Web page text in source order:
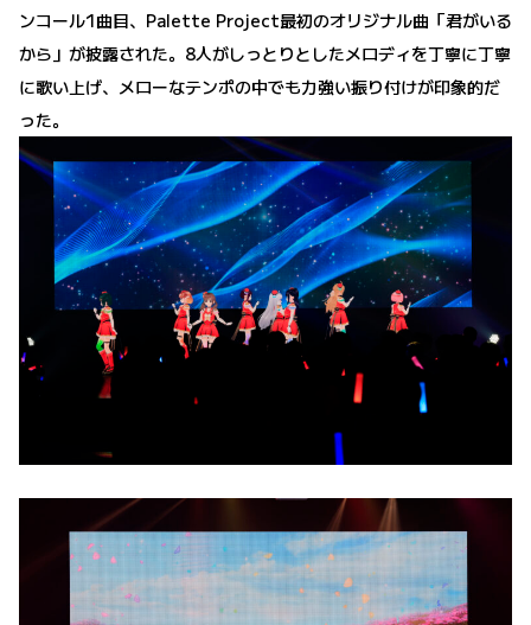
ンコール1曲目、Palette Project最初のオリジナル曲「君がいる
から」が披露された。8人がしっとりとしたメロディを丁寧に丁寧
に歌い上げ、メローなテンポの中でも力強い振り付けが印象的だ
った。